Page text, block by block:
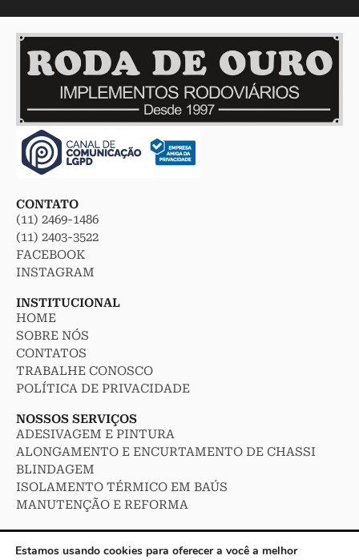
CONTATO
(11) 2469-1486
(11) 2403-3522
FACEBOOK
INSTAGRAM
INSTITUCIONAL
HOME
SOBRE NÓS
CONTATOS
TRABALHE CONOSCO
POLÍTICA DE PRIVACIDADE
NOSSOS SERVIÇOS
ADESIVAGEM E PINTURA
ALONGAMENTO E ENCURTAMENTO DE CHASSI
BLINDAGEM
ISOLAMENTO TÉRMICO EM BAÚS
MANUTENÇÃO E REFORMA
Roda de Ouro – Copyright 2023 – Todos os Direitos Resevados.
Estamos usando cookies para oferecer a você a melhor